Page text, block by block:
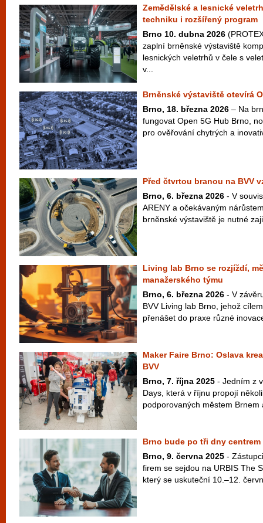
Zemědělské a lesnické
techniku i rozšířený program
Brno 10. dubna 2026
zaplní brněnské výstaviště
lesnických veletrhů v čele s
v...
Brněnské výstaviště otevírá
Brno, 18. března 2026 – Na
fungovat Open 5G Hub Brno,
pro ověřování chytrých a
Před čtvrtou branou na BVV
Brno, 6. března 2026 - V
ARENY a očekávaným
brněnské výstaviště je nutné
Living lab Brno se rozjíždí,
manažerského týmu
Brno, 6. března 2026 - V
BVV Living lab Brno, jehož
přenášet do praxe různé
Maker Faire Brno: Oslava
BVV
Brno, 7. října 2025 - Jedním z
Days, která v říjnu propojí
podporovaných městem Brnem
Brno bude po tři dny
Brno, 9. června 2025 -
firem se sejdou na URBIS The
který se uskuteční 10.–12.